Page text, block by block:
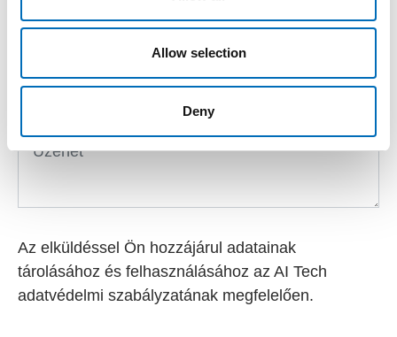
Allow selection
Deny
Az elküldéssel Ön hozzájárul adatainak
tárolásához és felhasználásához az AI Tech
adatvédelmi szabályzatának megfelelően.